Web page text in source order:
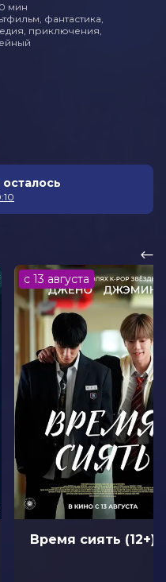
мин
фантастика,
приключения,
с 13 августа
Время сиять (12+)